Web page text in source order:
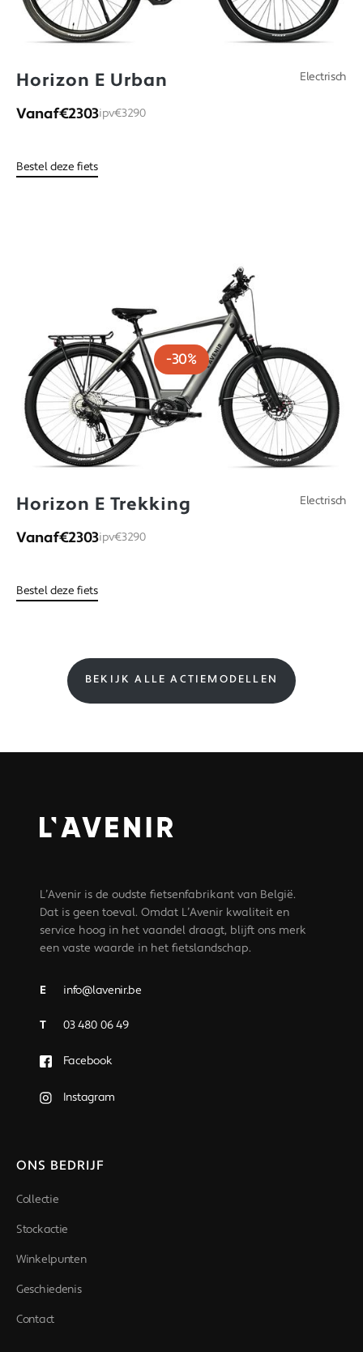
Horizon E Urban
Vanaf€2303ipv€3290
Electrisch
Bestel deze fiets
-30%
Horizon E Trekking
Vanaf€2303ipv€3290
Electrisch
Bestel deze fiets
BEKIJK ALLE ACTIEMODELLEN
L’Avenir is de oudste fietsenfabrikant van België.
Dat is geen toeval. Omdat L’Avenir kwaliteit en
service hoog in het vaandel draagt, blijft ons merk
een vaste waarde in het fietslandschap.
E info@lavenir.be
T 03 480 06 49
Facebook
Instagram
ONS BEDRIJF
Collectie
Stockactie
Winkelpunten
Geschiedenis
Contact